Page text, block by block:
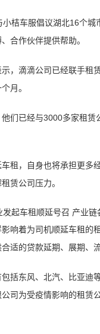
桔车服倡议湖北16个
合作伙伴提供帮助。
，滴滴公司已经联手租
月。
们已经与3000多家租
租，自身也将承担更多
赁公司压力。
响着为司机顺延车租的
适的贷款延期、展期、
括东风、北汽、比亚迪
司为受疫情影响的租赁